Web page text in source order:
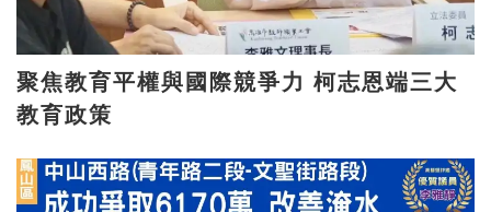
聚焦教育平權與國際競爭力 柯志恩端三大
教育政策